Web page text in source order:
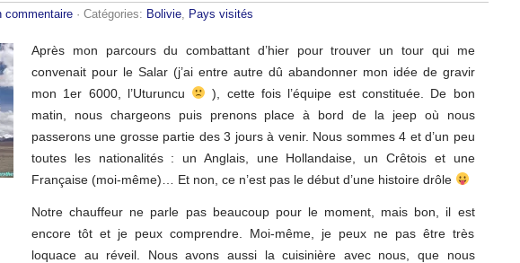
commentaire · Catégories: Bolivie Pays visités
Après mon parcours du combattant d’hier pour trouver un tour qui me
convenait pour le Salar (j’ai entre autre dû abandonner mon idée de gravir
mon 1er 6000, l’Uturuncu
), cette fois l’équipe est constituée. De bon
matin, nous chargeons puis prenons place à bord de la jeep où nous
passerons une grosse partie des 3 jours à venir. Nous sommes 4 et d’un peu
toutes les nationalités : un Anglais, une Hollandaise, un Crêtois et une
Française (moi-même)… Et non, ce n’est pas le début d’une histoire drôle
Notre chauffeur ne parle pas beaucoup pour le moment, mais bon, il est
encore tôt et je peux comprendre. Moi-même, je peux ne pas être très
loquace au réveil. Nous avons aussi la cuisinière avec nous, que nous